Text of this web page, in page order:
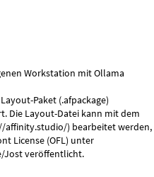
Workstation mit Ollama
Paket (.afpackage)
Die Layout-Datei kann mit dem
affinity.studio/) bearbeitet werden,
License (OFL) unter
veröffentlicht.